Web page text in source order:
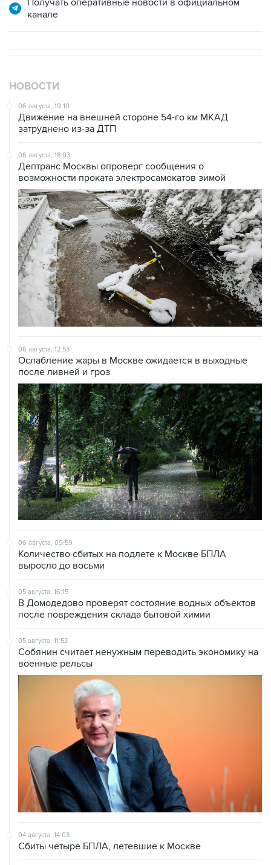
Получать оперативные новости в официальном
канале
НОВОСТИ
06 августа, 19:10
Движение на внешней стороне 54-го км МКАД
затруднено из-за ДТП
06 августа, 18:03
Дептранс Москвы опроверг сообщения о
возможности проката электросамокатов зимой
06 августа, 12:53
Ослабление жары в Москве ожидается в выходные
после ливней и гроз
06 августа, 09:59
Количество сбитых на подлете к Москве БПЛА
выросло до восьми
05 августа, 16:15
В Домодедово проверят состояние водных объектов
после повреждения склада бытовой химии
05 августа, 11:52
Собянин считает ненужным переводить экономику на
военные рельсы
04 августа, 14:03
Сбиты четыре БПЛА, летевшие к Москве